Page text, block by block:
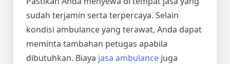
sudah terjamin serta terpercaya. Selain
kondisi ambulance yang terawat, Anda dapat
meminta tambahan petugas apabila
dibutuhkan. Biaya jasa ambulance juga